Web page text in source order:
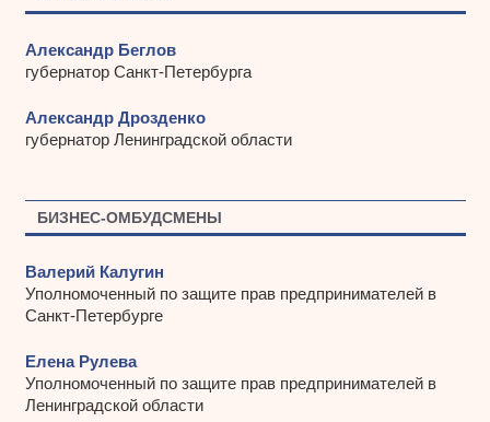
Александр Беглов
губернатор Санкт-Петербурга
Александр Дрозденко
губернатор Ленинградской области
БИЗНЕС-ОМБУДСМЕНЫ
Валерий Калугин
Уполномоченный по защите прав предпринимателей в
Санкт-Петербурге
Елена Рулева
Уполномоченный по защите прав предпринимателей в
Ленинградской области